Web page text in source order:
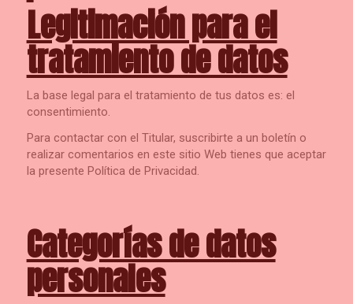
Legitimación para el
tratamiento de datos
La base legal para el tratamiento de tus datos es: el
consentimiento.
Para contactar con el Titular, suscribirte a un boletín o
realizar comentarios en este sitio Web tienes que aceptar
la presente Política de Privacidad.
Categorías de datos
personales